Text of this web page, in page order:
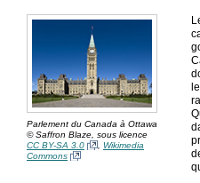
Parlement du Canada à Ottawa
© Saffron Blaze, sous licence
CC BY-SA 3.0
Wikimedia
Commons